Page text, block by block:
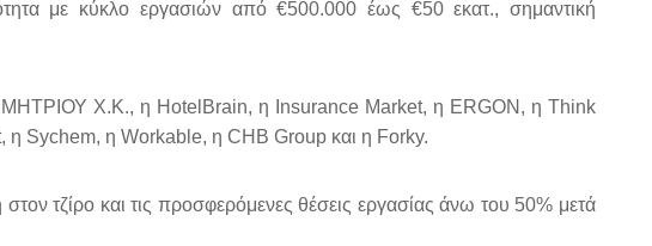
με κύκλο εργασιών από €500.000 έως €50 εκατ., σημαντική
Χ.Κ., η HotelBrain, η Insurance Market, η ERGON, η Think
Sychem, η Workable, η CHB Group και η Forky.
τζίρο και τις προσφερόμενες θέσεις εργασίας άνω του 50% μετά